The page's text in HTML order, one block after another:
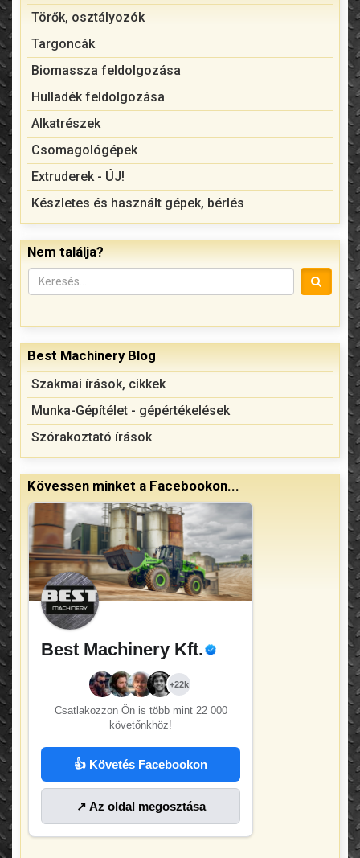
Törők, osztályozók
Targoncák
Biomassza feldolgozása
Hulladék feldolgozása
Alkatrészek
Csomagológépek
Extruderek - ÚJ!
Készletes és használt gépek, bérlés
Nem találja?
Best Machinery Blog
Szakmai írások, cikkek
Munka-Gépítélet - gépértékelések
Szórakoztató írások
Kövessen minket a Facebookon...
Best Machinery Kft.
+22k
Csatlakozzon Ön is több mint 22 000
követőnkhöz!
👍 Követés Facebookon
↗ Az oldal megosztása